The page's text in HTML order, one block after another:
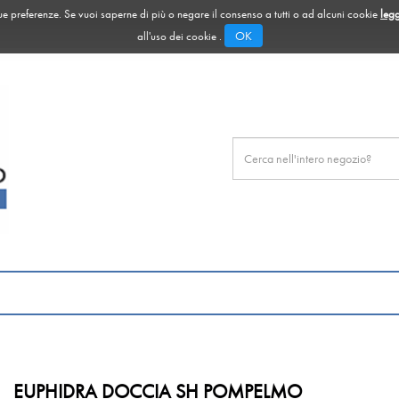
Se vuoi saperne di più o negare il consenso a tutti o ad alcuni cookie
all'uso dei cookie .
OK
Prodotto
EUPHIDRA DOCCIA SH POMPELMO